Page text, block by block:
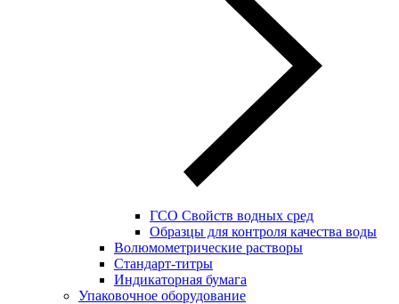
ГСО Свойств водных сред
Образцы для контроля качества воды
Волюмометрические растворы
Стандарт-титры
Индикаторная бумага
Упаковочное оборудование